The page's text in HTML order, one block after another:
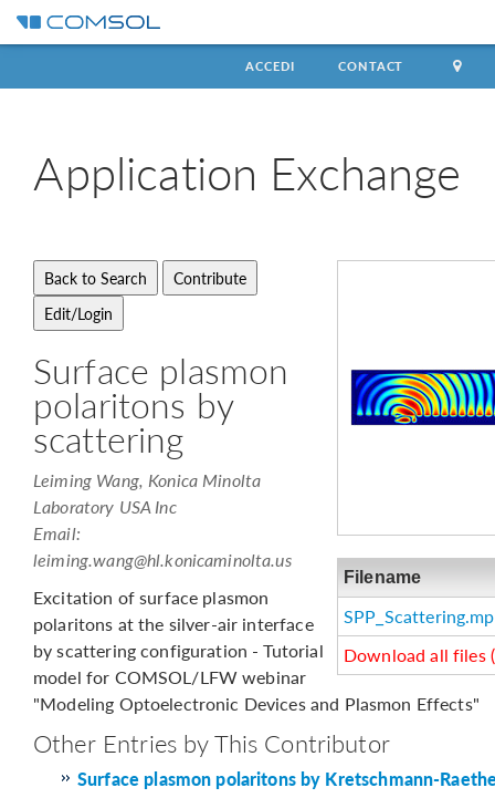
ACCEDI CONTACT
Application Exchange
Filename
Download all files
Surface plasmon
polaritons by
scattering
Leiming Wang, Konica Minolta
Laboratory USA Inc
Email:
leiming.wang@hl.konicaminolta.us
Excitation of surface plasmon
polaritons at the silver-air interface
by scattering configuration - Tutorial
model for COMSOL/LFW webinar
"Modeling Optoelectronic Devices and Plasmon Effects"
Other Entries by This Contributor
Surface plasmon polaritons by Kretschmann-